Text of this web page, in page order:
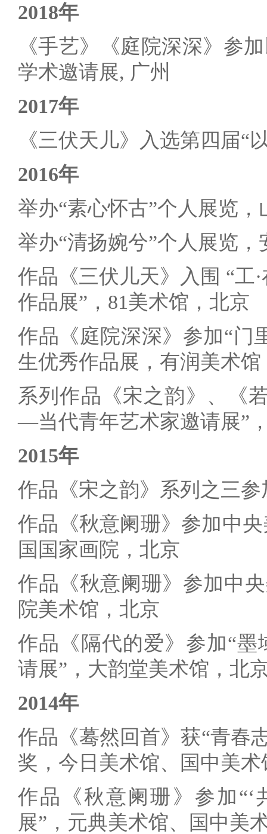
2018年
《手艺》《庭院深深》
学术邀请展, 广州
2017年
《三伏天儿》入选第四届“
2016年
举办“素心怀古”个人展览，
举办“清扬婉兮”个人展览，
作品《三伏儿天》入围 “
作品展”，81美术馆，北京
作品《庭院深深》参加“
生优秀作品展，有润美术馆
系列作品《宋之韵》、《
—当代青年艺术家邀请展”
2015年
作品《宋之韵》系列之三
作品《秋意阑珊》参加中
国国家画院，北京
作品《秋意阑珊》参加中
院美术馆，北京
作品《隔代的爱》参加“
请展”，大韵堂美术馆，北
2014年
作品《蓦然回首》获“青春
奖，今日美术馆、国中美术
作品《秋意阑珊》参加
展”，元典美术馆、国中美